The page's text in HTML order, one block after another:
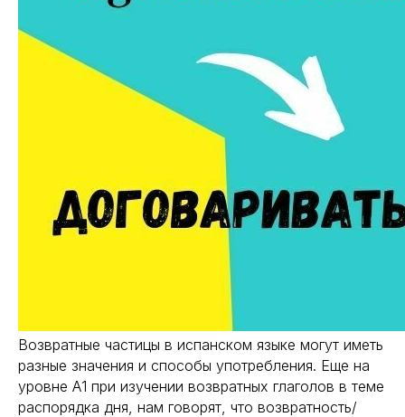
Возвратные частицы в испанском языке могут иметь
разные значения и способы употребления. Еще на
уровне А1 при изучении возвратных глаголов в теме
распорядка дня, нам говорят, что возвратность/